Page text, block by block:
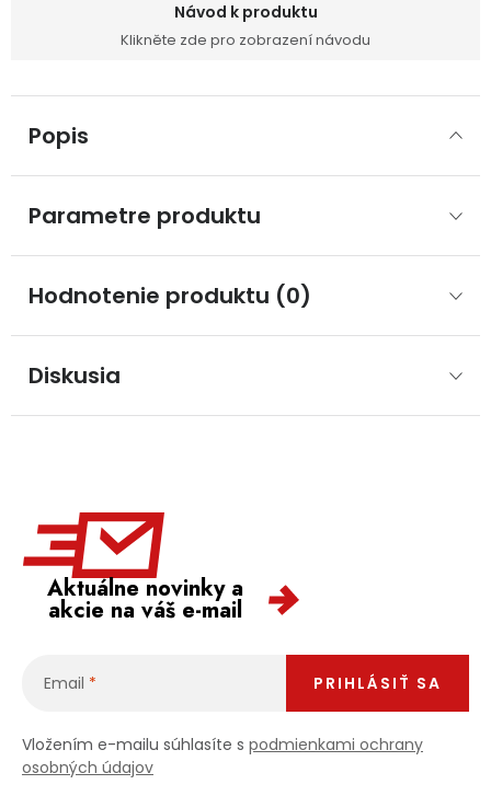
Návod k produktu
Klikněte zde pro zobrazení návodu
Popis
Parametre produktu
Hodnotenie produktu (0)
Diskusia
Aktuálne novinky a
akcie na váš e-mail
Email
Vložením e-mailu súhlasíte s podmienkami ochrany
osobných údajov
PRIHLÁSIŤ SA